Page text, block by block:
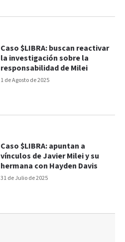
1 de Agosto de 2025
Caso $LIBRA: buscan reactivar
la investigación sobre la
responsabilidad de Milei
31 de Julio de 2025
Caso $LIBRA: apuntan a
vínculos de Javier Milei y su
hermana con Hayden Davis